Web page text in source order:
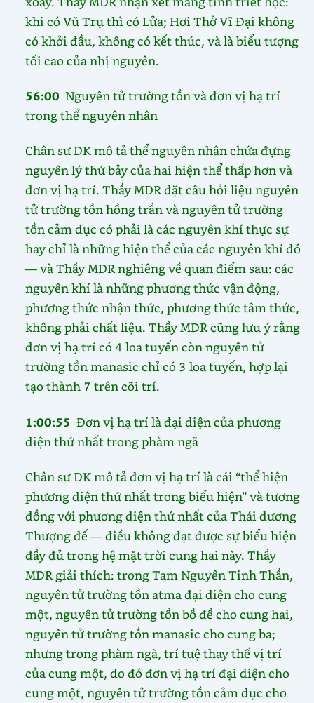
khi có Vũ Trụ thì có Lửa; Hơi Thở Vĩ Đại không
có khởi đầu, không có kết thúc, và là biểu tượng
tối cao của nhị nguyên.
56:00Nguyên tử trường tồn và đơn vị hạ trí
trong thể nguyên nhân
Chân sư DK mô tả thể nguyên nhân chứa đựng
nguyên lý thứ bảy của hai hiện thể thấp hơn và
đơn vị hạ trí. Thầy MDR đặt câu hỏi liệu nguyên
tử trường tồn hồng trần và nguyên tử trường
tồn cảm dục có phải là các nguyên khí thực sự
hay chỉ là những hiện thể của các nguyên khí đó
— và Thầy MDR nghiêng về quan điểm sau: các
nguyên khí là những phương thức vận động,
phương thức nhận thức, phương thức tâm thức,
không phải chất liệu. Thầy MDR cũng lưu ý rằng
đơn vị hạ trí có 4 loa tuyến còn nguyên tử
trường tồn manasic chỉ có 3 loa tuyến, hợp lại
tạo thành 7 trên cõi trí.
1:00:55Đơn vị hạ trí là đại diện của phương
diện thứ nhất trong phàm ngã
Chân sư DK mô tả đơn vị hạ trí là cái “thể hiện
phương diện thứ nhất trong biểu hiện” và tương
đồng với phương diện thứ nhất của Thái dương
Thượng đế — điều không đạt được sự biểu hiện
đầy đủ trong hệ mặt trời cung hai này. Thầy
MDR giải thích: trong Tam Nguyên Tinh Thần,
nguyên tử trường tồn atma đại diện cho cung
một, nguyên tử trường tồn bồ đề cho cung hai,
nguyên tử trường tồn manasic cho cung ba;
nhưng trong phàm ngã, trí tuệ thay thế vị trí
của cung một, do đó đơn vị hạ trí đại diện cho
cung một, nguyên tử trường tồn cảm dục cho